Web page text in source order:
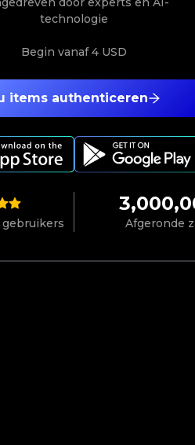
gebruikers Afgeronde
items authenticeren
technologie
Begin vanaf4 USD